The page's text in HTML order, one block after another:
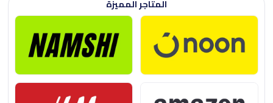
المتاجر المميزة